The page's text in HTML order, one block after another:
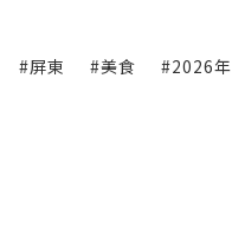
#屏東 #美食 #2026年